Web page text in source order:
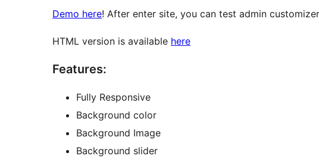
Demo here! After enter site, you can test admin
HTML version is available here
Features:
Fully Responsive
Background color
Background Image
Background slider